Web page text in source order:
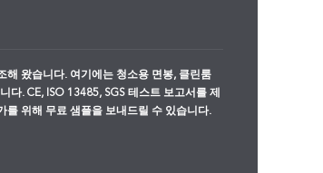
해 왔습니다. 여기에는 청소용 면봉, 클린룸
다. CE, ISO 13485, SGS 테스트 보고서를 제
를 위해 무료 샘플을 보내드릴 수 있습니다.